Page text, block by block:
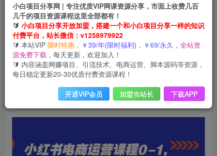
小红书电商运营课程0-1，从零开始，简单易学
此内容为会员免费，请付费后查看
云币3 限时特惠
云币 99
年VIP免费
登录购买
会员免费
小白项目分享网 | 专注优质VIP网课资源分享，市面上收费几百
几千的项目资源课程这里全部都有！
🔰 小白项目分享开放加盟，搭建一个和小白项目分享一样的知识
付费平台，站长微信：v1258979922
🔰 本站VIP 限时特惠， ￥39/年(限时福利)，￥69/永久， 全站资
源免费下载， 每天更新，欢迎加入！
🔰 内容涵盖网赚项目、引流技术、电商运营、脚本源码等资源，
每日稳定更新20-30优质付费资源课程！
开通VIP会员 加盟当站长 下载APP